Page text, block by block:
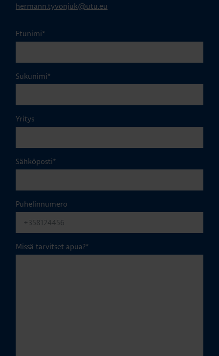
hermann.tyvonjuk@utu.eu
Etunimi*
Sukunimi*
Yritys
Sähköposti*
Puhelinnumero
Missä tarvitset apua?*